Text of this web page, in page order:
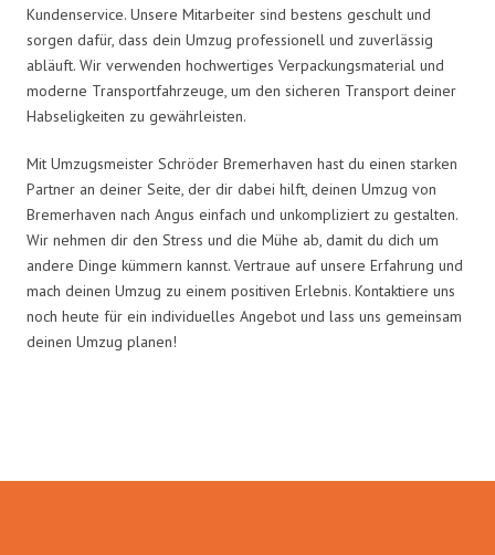
Kundenservice. Unsere Mitarbeiter sind bestens geschult und
sorgen dafür, dass dein Umzug professionell und zuverlässig
abläuft. Wir verwenden hochwertiges Verpackungsmaterial und
moderne Transportfahrzeuge, um den sicheren Transport deiner
Habseligkeiten zu gewährleisten.
Mit Umzugsmeister Schröder Bremerhaven hast du einen starken
Partner an deiner Seite, der dir dabei hilft, deinen Umzug von
Bremerhaven nach Angus einfach und unkompliziert zu gestalten.
Wir nehmen dir den Stress und die Mühe ab, damit du dich um
andere Dinge kümmern kannst. Vertraue auf unsere Erfahrung und
mach deinen Umzug zu einem positiven Erlebnis. Kontaktiere uns
noch heute für ein individuelles Angebot und lass uns gemeinsam
deinen Umzug planen!